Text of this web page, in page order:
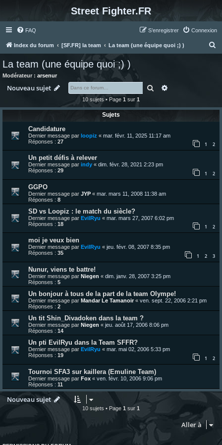
Street Fighter.FR
FAQ Connexion
S’enregistrer
Index du forum [SF.FR] la team La team (une équipe quoi ;) )
r
La team (une équipe quoi ;) )
Modérateur : arsenur
Nouveau sujet Rechercher
10 sujets • Page 1 sur 1
Sujets
Candidature
Dernier message par loopiz « mar. févr. 11, 2025 11:17 am
Réponses : 27 1 2
Un petit défis à relever
Dernier message par indy « dim. févr. 28, 2021 2:23 pm
Réponses : 29 1 2
GGPO
Dernier message par JYP « mar. mars 11, 2008 11:38 am
Réponses : 8
SD vs Loopiz : le match du siècle?
Dernier message par EvilRyu « mar. mars 27, 2007 6:02 pm
Réponses : 18 1 2
moi je veux bien
Dernier message par EvilRyu « jeu. févr. 08, 2007 8:35 pm
Réponses : 35 1 2 3
Nunur, viens te battre!
Dernier message par Niegen « dim. janv. 28, 2007 3:25 pm
Réponses : 5
Un bonjour à tous de la part de la team Olympe!
Dernier message par Mandar Le Tamanoir« ven. sept. 22, 2006 2:21 pm
Réponses : 2
Un tit Shin_Divadoken dans la team ?
Dernier message par Niegen « jeu. août 17, 2006 8:06 pm
Réponses : 14
Un pti EvilRyu dans la Team SFFR?
Dernier message par EvilRyu « mar. mai 02, 2006 5:33 pm
Réponses : 19 1 2
Tournoi SFA3 sur kaillera (Emuline Team)
Dernier message par Fox « ven. févr. 10, 2006 9:06 pm
Réponses : 11
Nouveau sujet
10 sujets • Page 1 sur 1
Aller à